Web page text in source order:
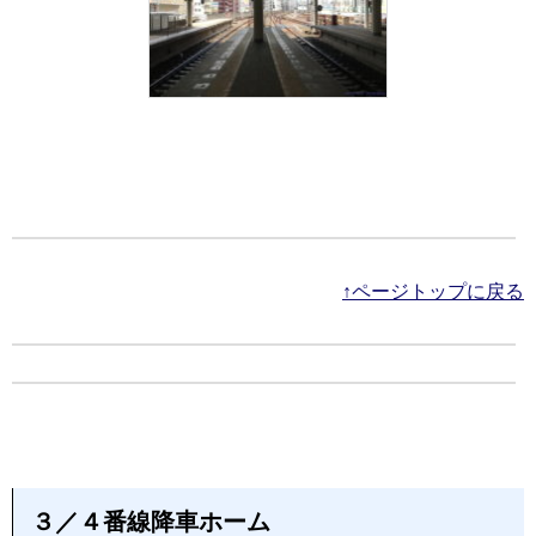
↑ページトップに戻る
３／４番線降車ホーム